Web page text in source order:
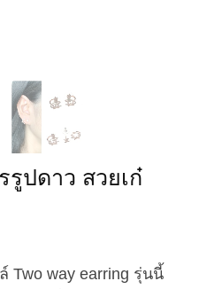
รูปดาว สวยเก๋
Two way earring รุ่นนี้